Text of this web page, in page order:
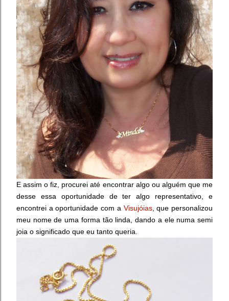
E assim o fiz, procurei até encontrar algo ou alguém que me
desse essa oportunidade de ter algo representativo, e
encontrei a oportunidade com a Visujóias, que personalizou
meu nome de uma forma tão linda, dando a ele numa semi
joia o significado que eu tanto queria.